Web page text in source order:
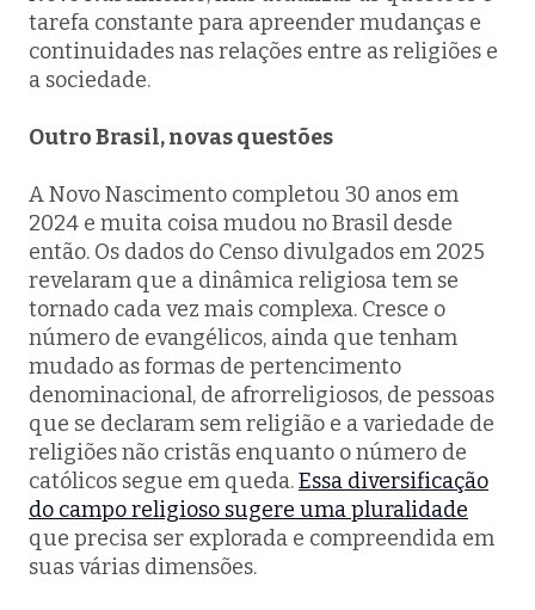
tarefa constante para apreender mudanças e
continuidades nas relações entre as religiões e
a sociedade.
Outro Brasil, novas questões
A Novo Nascimento completou 30 anos em
2024 e muita coisa mudou no Brasil desde
então. Os dados do Censo divulgados em 2025
revelaram que a dinâmica religiosa tem se
tornado cada vez mais complexa. Cresce o
número de evangélicos, ainda que tenham
mudado as formas de pertencimento
denominacional, de afrorreligiosos, de pessoas
que se declaram sem religião e a variedade de
religiões não cristãs enquanto o número de
católicos segue em queda.Essa diversificação
do campo religioso sugere uma pluralidade
que precisa ser explorada e compreendida em
suas várias dimensões.